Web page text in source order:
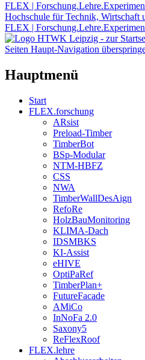
FLEX |
Hochschule für Technik, Wirtschaft
FLEX |
Seiten Haupt-Navigation
Hauptmenü
Start
FLEX.forschung
ARsist
Preload-Timber
TimberBot
BSp-Modular
NTM-HBFZ
CSS
NWA
TimberWallDesAign
RefoRe
HolzBauMonitoring
KLIMA-Dach
IDSMBKS
KI-Assist
eHIVE
OptiPaRef
TimberPlan+
FutureFacade
AMiCo
InNoFa 2.0
Saxony5
ReFlexRoof
FLEX.lehre